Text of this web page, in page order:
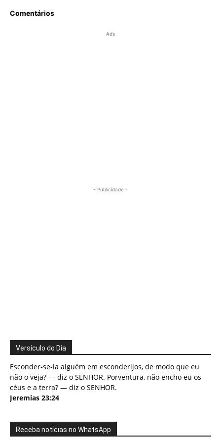
Comentários
Ads
- Publicidade -
Versículo do Dia
Esconder-se-ia alguém em esconderijos, de modo que eu
não o veja? — diz o SENHOR. Porventura, não encho eu os
céus e a terra? — diz o SENHOR.
Jeremias 23:24
Receba notícias no WhatsApp